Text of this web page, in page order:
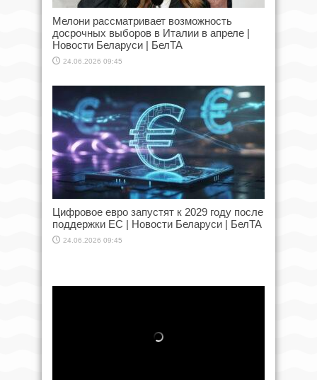
Мелони рассматривает возможность
досрочных выборов в Италии в апреле |
Новости Беларуси | БелТА
24.06.2026 09:45
Цифровое евро запустят к 2029 году после
поддержки ЕС | Новости Беларуси | БелТА
24.06.2026 09:45